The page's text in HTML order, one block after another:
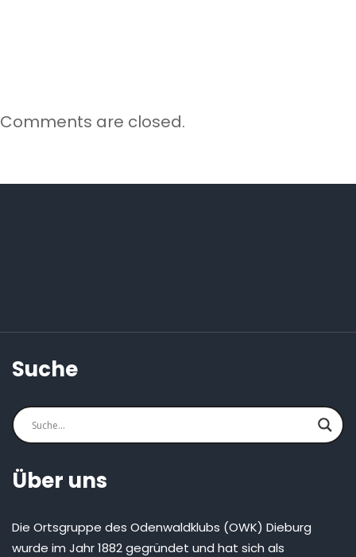
Comments are closed.
Suche
Über uns
Die Ortsgruppe des Odenwaldklubs (OWK) Dieburg
wurde im Jahr 1882 gegründet und hat sich als